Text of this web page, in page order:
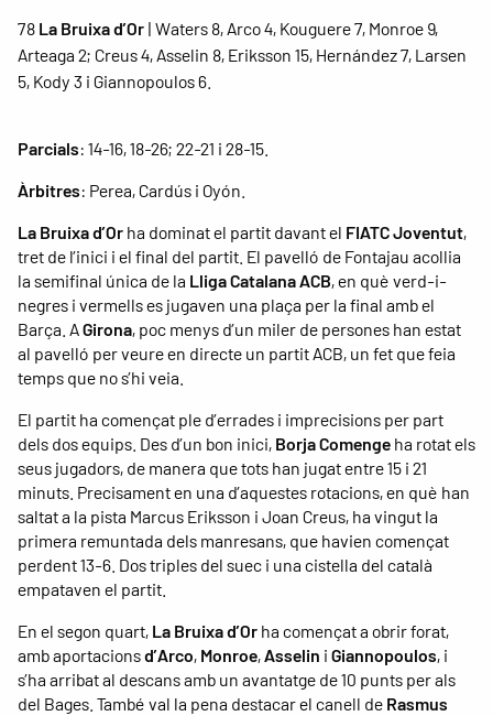
78 La Bruixa d’Or | Waters 8, Arco 4, Kouguere 7, Monroe 9,
Arteaga 2; Creus 4, Asselin 8, Eriksson 15, Hernández 7, Larsen
5, Kody 3 i Giannopoulos 6.
Parcials: 14-16, 18-26; 22-21 i 28-15.
Àrbitres: Perea, Cardús i Oyón.
La Bruixa d’Or ha dominat el partit davant el FIATC Joventut,
tret de l’inici i el final del partit. El pavelló de Fontajau acollia
la semifinal única de la Lliga Catalana ACB, en què verd-i-
negres i vermells es jugaven una plaça per la final amb el
Barça. AGirona, poc menys d’un miler de persones han estat
al pavelló per veure en directe un partit ACB, un fet que feia
temps que no s’hi veia.
El partit ha començat ple d’errades i imprecisions per part
dels dos equips. Des d’un bon inici, Borja Comenge ha rotat els
seus jugadors, de manera que tots han jugat entre 15 i 21
minuts. Precisament en una d’aquestes rotacions, en què han
saltat a la pista Marcus Eriksson i Joan Creus, ha vingut la
primera remuntada dels manresans, que havien començat
perdent 13-6. Dos triples del suec i una cistella del català
empataven el partit.
En el segon quart, La Bruixa d’Or ha començat a obrir forat,
amb aportacionsd’Arco, Monroe,Asselin i Giannopoulos, i
s’ha arribat al descans amb un avantatge de 10 punts per als
del Bages. També val la pena destacar el canell de Rasmus